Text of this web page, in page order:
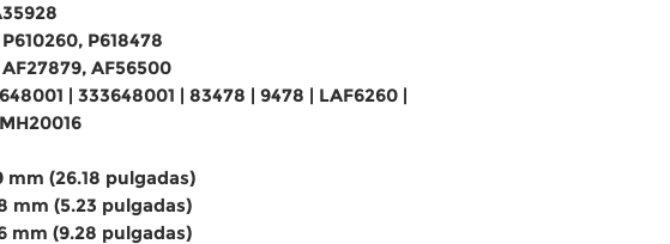
P618478
AF56500
| 333648001 | 83478 | 9478 | LAF6260 |
mm (26.18 pulgadas)
mm (5.23 pulgadas)
mm (9.28 pulgadas)